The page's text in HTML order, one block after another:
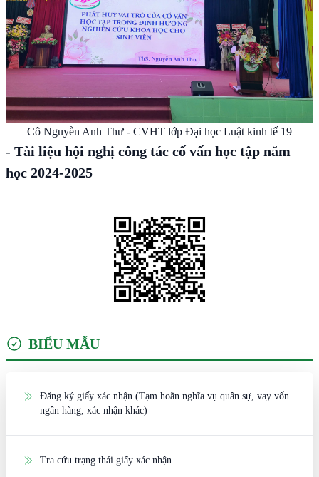
Cô Nguyễn Anh Thư - CVHT lớp Đại học Luật kinh tế 19
- Tài liệu hội nghị công tác cố vấn học tập năm
học 2024-2025
BIỂU MẪU
Đăng ký giấy xác nhận (Tạm hoãn nghĩa vụ quân sự, vay vốn
ngân hàng, xác nhận khác)
Tra cứu trạng thái giấy xác nhận